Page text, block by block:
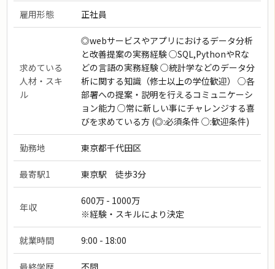
雇用形態 正社員
求めている
人材・スキ
ル
◎webサービスやアプリにおけるデータ分析
と改善提案の実務経験 ○SQL,PythonやRな
どの言語の実務経験 ○統計学などのデータ分
析に関する知識（修士以上の学位歓迎） ○各
部署への提案・説明を行えるコミュニケーシ
ョン能力 ○常に新しい事にチャレンジする喜
びを求めている方 (◎:必須条件 ○:歓迎条件)
勤務地 東京都千代田区
最寄駅1 東京駅 徒歩3分
年収
600万 - 1000万
※経験・スキルにより決定
就業時間 9:00 - 18:00
最終学歴 不問